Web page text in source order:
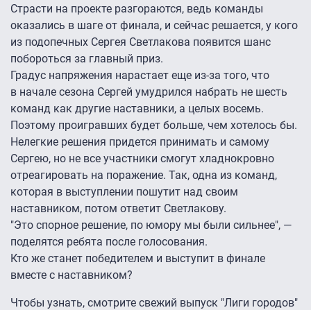
Страсти на проекте разгораются, ведь команды
оказались в шаге от финала, и сейчас решается, у кого
из подопечных Сергея Светлакова появится шанс
побороться за главный приз.
Градус напряжения нарастает еще из-за того, что
в начале сезона Сергей умудрился набрать не шесть
команд как другие наставники, а целых восемь.
Поэтому проигравших будет больше, чем хотелось бы.
Нелегкие решения придется принимать и самому
Сергею, но не все участники смогут хладнокровно
отреагировать на поражение. Так, одна из команд,
которая в выступлении пошутит над своим
наставником, потом ответит Светлакову.
"Это спорное решение, по юмору мы были сильнее", —
поделятся ребята после голосования.
Кто же станет победителем и выступит в финале
вместе с наставником?
Чтобы узнать, смотрите свежий выпуск "Лиги городов"